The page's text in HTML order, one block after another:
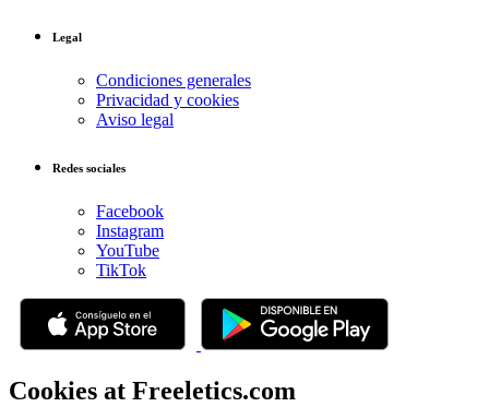
Legal
Condiciones generales
Privacidad y cookies
Aviso legal
Redes sociales
Facebook
Instagram
YouTube
TikTok
Cookies at Freeletics.com